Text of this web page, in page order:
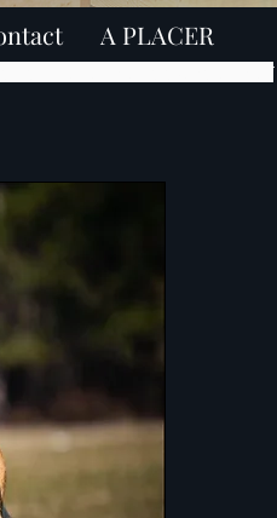
A PLACER